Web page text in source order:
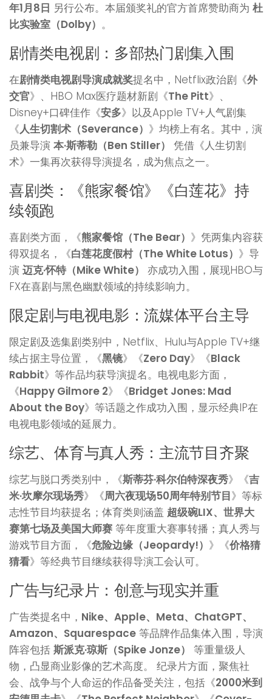
年1月8日 另行公布。本届颁奖礼的官方首席赞助商为 杜
比实验室（Dolby） 。
剧情类电视剧：多部热门剧集入围
在剧情类电视剧导演成就奖提名中，Netflix政治剧《外
交官》、HBO Max医疗题材新剧《The Pitt》、
Disney+口碑佳作《安多》以及Apple TV+人气剧集
《人生切割术（Severance） 》均榜上有名。其中，演
员兼导演 本·斯蒂勒（Ben Stiller）
凭借《人生切割
术》一集再次获得导演提名，成为焦点之一。
喜剧类：《熊家餐馆》《白莲花》持
续领跑
喜剧类方面，《熊家餐馆（The Bear） 》凭两集内容获
得双提名，《白莲花度假村（The White Lotus） 》导
演 迈克·怀特（Mike White）
亦成功入围，展现HBO与
FX在喜剧与黑色幽默领域的持续影响力。
限定剧与电视电影：流媒体平台主导
限定剧及选集剧类别中，Netflix、Hulu与Apple TV+继
续占据主导位置，《黑镜》《Zero Day》《Black
Rabbit》等作品均获导演提名。电视电影方面，
《Happy Gilmore 2》《Bridget Jones: Mad
About the Boy》等话题之作成功入围，显示经典IP在
电视电影领域的延展力。
综艺、体育与真人秀：主流节目齐聚
综艺与脱口秀类别中，《斯蒂芬·科尔伯特深夜秀》《吉
米·坎摩尔现场秀》《周六夜现场50周年特别节目》等标
志性节目均获提名；体育类则涵盖 超级碗LIX、世界大
赛第七场及美国大师赛 等年度重大赛事转播；真人秀与
游戏节目方面，《危险边缘（Jeopardy!） 》《价格猜
猜看》等经典节目继续获得导演工会认可。
广告与纪录片：创意与现实并重
广告类提名中， Nike、Apple、Meta、ChatGPT、
Amazon、Squarespace 等品牌作品集体入围，导演
阵容包括 斯派克·琼斯（Spike Jonze）
等重量级人
物，凸显商业影像的艺术高度。 纪录片方面，聚焦社
会、战争与个人命运的作品备受关注，包括《2000米到